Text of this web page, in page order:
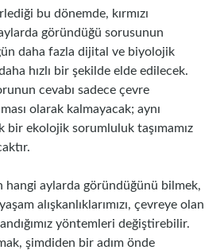
bu dönemde, kırmızı
göründüğü sorusunun
daha fazla dijital ve biyolojik
hızlı bir şekilde elde edilecek.
cevabı sadece çevre
olarak kalmayacak; aynı
bir ekolojik sorumluluk taşımamız
hangi aylarda göründüğünü bilmek,
alışkanlıklarımızı, çevreye olan
yöntemleri değiştirebilir.
şimdiden bir adım önde